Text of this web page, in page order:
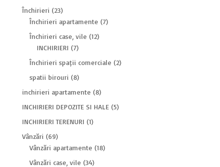
Închirieri (23)
Închirieri apartamente (7)
Închirieri case, vile (12)
INCHIRIERI (7)
Închirieri spații comerciale (2)
spatii birouri (8)
inchirieri apartamente (8)
INCHIRIERI DEPOZITE SI HALE (5)
INCHIRIERI TERENURI (1)
Vânzări (69)
Vânzări apartamente (18)
Vânzări case, vile (34)